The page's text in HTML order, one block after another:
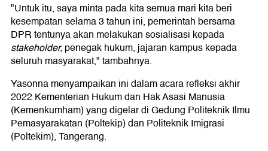
"Untuk itu, saya minta pada kita semua mari kita beri
kesempatan selama 3 tahun ini, pemerintah bersama
DPR tentunya akan melakukan sosialisasi kepada
stakeholder,penegak hukum, jajaran kampus kepada
seluruh masyarakat," tambahnya.
Yasonna menyampaikan ini dalam acara refleksi akhir
2022 Kementerian Hukum dan Hak Asasi Manusia
(Kemenkumham) yang digelar di Gedung Politeknik Ilmu
Pemasyarakatan (Poltekip) dan Politeknik Imigrasi
(Poltekim), Tangerang.